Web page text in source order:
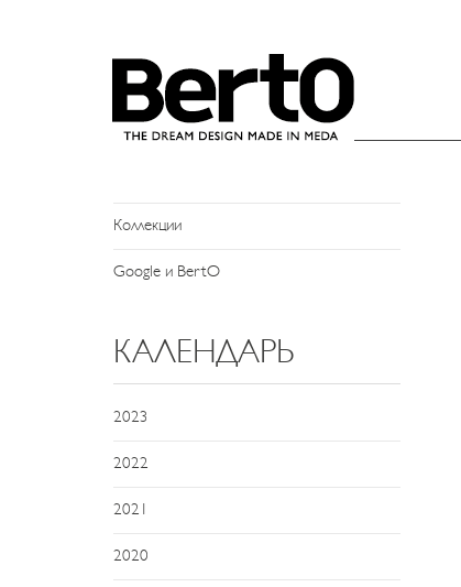
НОВОСТИ
Новости и События
Коллекции
Google и BertO
КАЛЕНДАРЬ
2023
2022
2021
2020